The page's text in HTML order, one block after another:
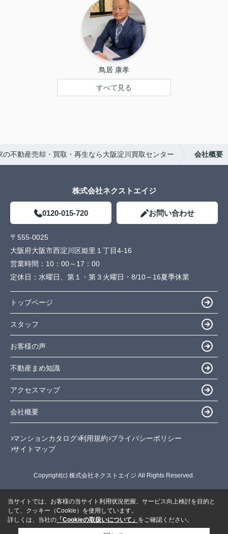
鳥居 康孝
すべて見る
の不動産売却・買取・再生なら大阪淀川買取センター 会社概要
株式会社ネクストエイジ
0120-015-720 お問い合わせ
〒555-0025
大阪府大阪市西淀川区姫里１丁目4-16
営業時間： 10：00～17：00
定休日： 水曜日、第１・第３火曜日・8/10～16夏季休業
トップページ
スタッフ
お客様の声
不動産まめ知識
アクセスマップ
会社概要
マンションカタログ 利用規約 プライバシーポリシー
サイトマップ
Copyright(c) 株式会社ネクストエイジ All Rights Reserved.
当サイトでは、お客様の当サイト利用状況把握、サービス向上検討を目的と
して、クッキー（Cookie）を使用しています。
詳しくは、当社の 「Cookieの取扱いについて」 をご確認ください。